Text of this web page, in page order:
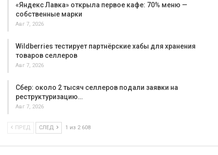
«Яндекс Лавка» открыла первое кафе: 70% меню —
собственные марки
Авг 7, 2026
Wildberries тестирует партнёрские хабы для хранения
товаров селлеров
Авг 7, 2026
Сбер: около 2 тысяч селлеров подали заявки на
реструктуризацию…
Авг 7, 2026
ПРЕД СЛЕД 1 из 2 608